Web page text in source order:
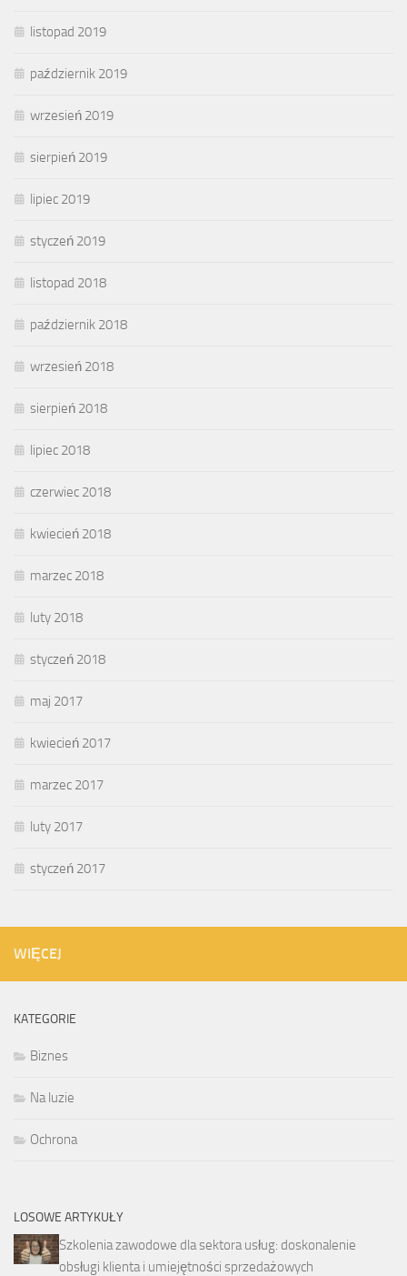
listopad 2019
październik 2019
wrzesień 2019
sierpień 2019
lipiec 2019
styczeń 2019
listopad 2018
październik 2018
wrzesień 2018
sierpień 2018
lipiec 2018
czerwiec 2018
kwiecień 2018
marzec 2018
luty 2018
styczeń 2018
maj 2017
kwiecień 2017
marzec 2017
luty 2017
styczeń 2017
WIĘCEJ
KATEGORIE
Biznes
Na luzie
Ochrona
LOSOWE ARTYKUŁY
Szkolenia zawodowe dla sektora usług: doskonalenie
obsługi klienta i umiejętności sprzedażowych